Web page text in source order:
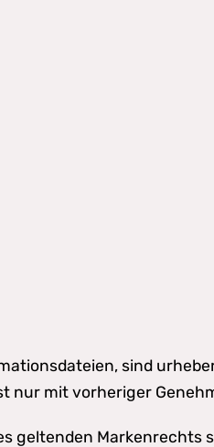
sind
nur mit vorheriger
geltenden Markenrechts